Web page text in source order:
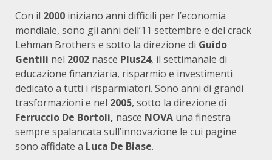
Con il 2000 iniziano anni difficili per l’economia
mondiale, sono gli anni dell’11 settembre e del crack
Lehman Brothers e sotto la direzione di Guido
Gentili nel 2002 nasce Plus24, il settimanale di
educazione finanziaria, risparmio e investimenti
dedicato a tutti i risparmiatori. Sono anni di grandi
trasformazioni e nel 2005, sotto la direzione di
Ferruccio De Bortoli, nasce NOVA una finestra
sempre spalancata sull’innovazione le cui pagine
sono affidate a Luca De Biase.